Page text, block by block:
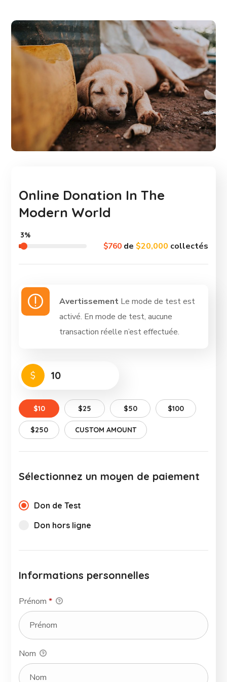
Online Donation In The
Modern World
$760de $20,000 collectés
3%
Avertissement Le mode de test est
activé. En mode de test, aucune
transaction réelle n’est effectuée.
$
$10 $25 $50 $100
$250 CUSTOM AMOUNT
Sélectionnez un moyen de paiement
Don de Test
Don hors ligne
Informations personnelles
Prénom*
Nom